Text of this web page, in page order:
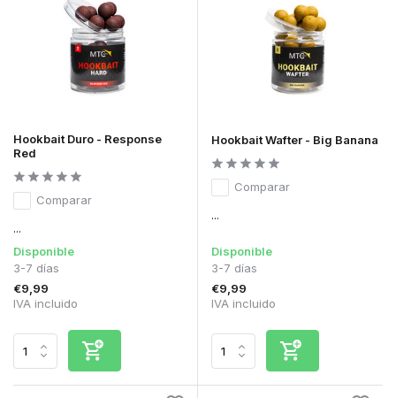
Hookbait Duro - Response
Red
Comparar
...
Disponible
3-7 días
€9,99
IVA incluido
Hookbait Wafter - Big Banana
Comparar
...
Disponible
3-7 días
€9,99
IVA incluido